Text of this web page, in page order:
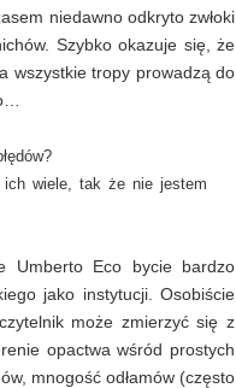
niedawno odkryto zwłoki
Szybko okazuje się, że
wszystkie tropy prowadzą do
ich wiele, tak że nie jestem
Umberto Eco bycie bardzo
jako instytucji. Osobiście
może zmierzyć się z
opactwa wśród prostych
mnogość odłamów (często